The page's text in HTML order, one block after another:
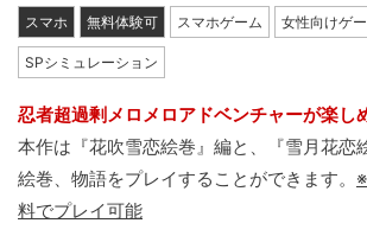
スマホ 無料体験可 スマホゲーム 女性向けゲ
SPシミュレーション
忍者超過剰メロメロアドベンチャーが楽し
本作は『花吹雪恋絵巻』編と、『雪月花恋
絵巻、物語をプレイすることができます。
料でプレイ可能